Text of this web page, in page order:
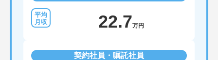
22.7万円
契約社員・嘱託社員